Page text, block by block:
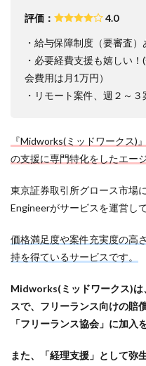
評価： 4.0
・給与保障制度（要審査）
・必要経費支援も嬉しい
会費用は月1万円）
・リモート案件、週２～３
『Midworks(ミッドワークス)
の支援に専門特化をしたエー
東京証券取引所グロース市場
Engineerがサービスを運営し
価格満足度や案件充実度の高
持を得ているサービスです。
Midworks(ミッドワークス)は
スで、フリーランス向けの賠
「フリーランス協会」に加入
また、「経理支援」として弥